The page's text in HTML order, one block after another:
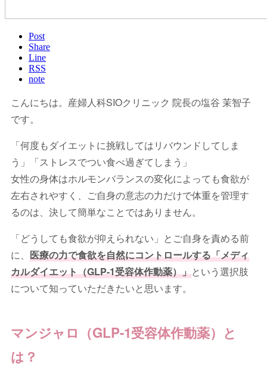
Post
Share
Line
RSS
note
こんにちは。産婦人科SIOクリニック 院長の塩谷 茉智子
です。
「何度もダイエットに挑戦してはリバウンドしてしま
う」「ストレスでつい食べ過ぎてしまう」
女性の身体はホルモンバランスの変化によっても食欲が
左右されやすく、ご自身の意志の力だけで体重を管理す
るのは、決して簡単なことではありません。
「どうしても食欲が抑えられない」とご自身を責める前
に、 医療の力で食欲を自然にコントロールする「メディ
カルダイエット（GLP-1受容体作動薬）」という選択肢
について知っていただきたいと思います。
マンジャロ（GLP-1受容体作動薬）と
は？